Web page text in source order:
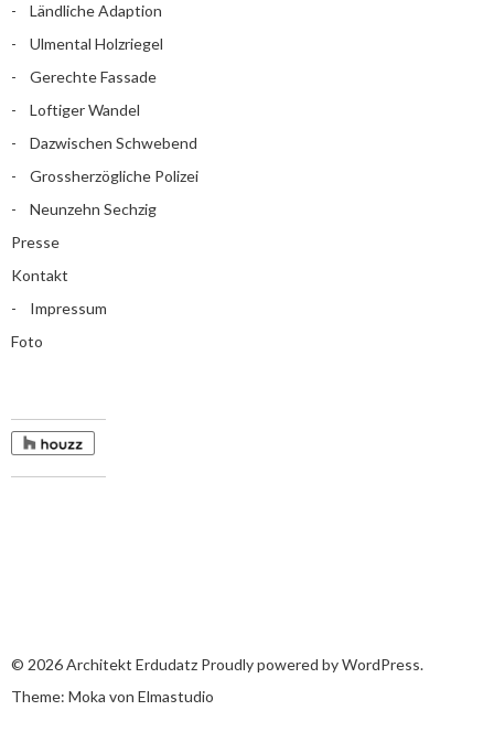
Ländliche Adaption
Ulmental Holzriegel
Gerechte Fassade
Loftiger Wandel
Dazwischen Schwebend
Grossherzögliche Polizei
Neunzehn Sechzig
Presse
Kontakt
Impressum
Foto
© 2026Architekt Erdudatz Proudly powered byWordPress.
Theme: Moka von Elmastudio